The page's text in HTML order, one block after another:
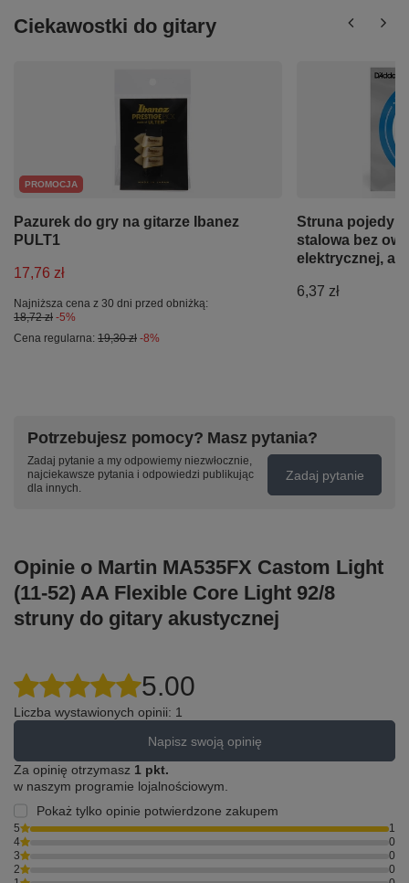
Ciekawostki do gitary
PROMOCJA
Pazurek do gry na gitarze Ibanez
PULT1
17,76 zł
Najniższa cena z 30 dni przed obniżką:
18,72 zł -5%
Cena regularna: 19,30 zł -8%
Struna
stalowa bez
elektrycznej,
6,37 zł
Potrzebujesz pomocy? Masz pytania?
Zadaj pytanie a my odpowiemy niezwłocznie,
najciekawsze pytania i odpowiedzi publikując
dla innych.
Zadaj pytanie
Opinie o Martin MA535FX Castom Light
(11-52) AA Flexible Core Light 92/8
struny do gitary akustycznej
5.00
Liczba wystawionych opinii: 1
Napisz swoją opinię
Za opinię otrzymasz 1 pkt.
w naszym programie lojalnościowym.
Pokaż tylko opinie potwierdzone zakupem
5
1
4
0
3
0
2
0